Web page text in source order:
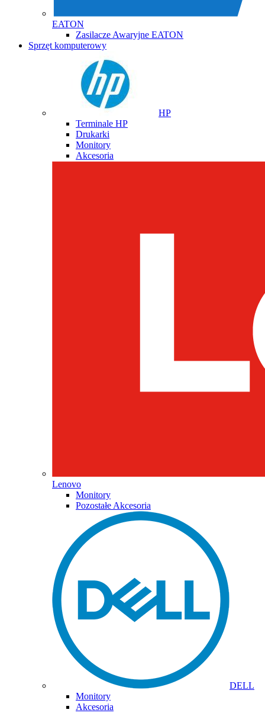
EATON
Zasilacze Awaryjne EATON
Sprzęt komputerowy
HP
Terminale HP
Drukarki
Monitory
Akcesoria
Lenovo
Monitory
Pozostałe Akcesoria
DELL
Monitory
Akcesoria